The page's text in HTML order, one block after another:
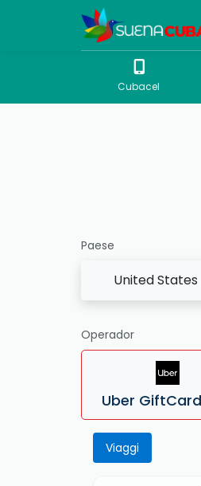
Cubacel
Paese
United States
Operador
Uber
Viaggi